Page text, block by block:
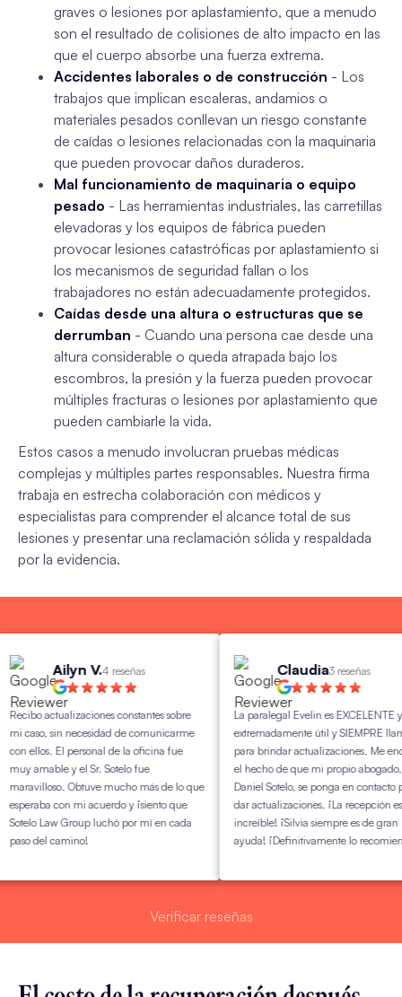
graves o lesiones por aplastamiento, que a menudo
son el resultado de colisiones de alto impacto en las
que el cuerpo absorbe una fuerza extrema.
Accidentes laborales o de construcción - Los
trabajos que implican escaleras, andamios o
materiales pesados conllevan un riesgo constante
de caídas o lesiones relacionadas con la maquinaria
que pueden provocar daños duraderos.
Mal funcionamiento de maquinaria o equipo
pesado - Las herramientas industriales, las carretillas
elevadoras y los equipos de fábrica pueden
provocar lesiones catastróficas por aplastamiento si
los mecanismos de seguridad fallan o los
trabajadores no están adecuadamente protegidos.
Caídas desde una altura o estructuras que se
derrumban - Cuando una persona cae desde una
altura considerable o queda atrapada bajo los
escombros, la presión y la fuerza pueden provocar
múltiples fracturas o lesiones por aplastamiento que
pueden cambiarle la vida.
Estos casos a menudo involucran pruebas médicas
complejas y múltiples partes responsables. Nuestra firma
trabaja en estrecha colaboración con médicos y
especialistas para comprender el alcance total de sus
lesiones y presentar una reclamación sólida y respaldada
por la evidencia.
Ailyn V.4 reseñas
actualizaciones constantes sobre
sin necesidad de comunicarme
El personal de la oficina fue
amable y el Sr. Sotelo fue
Obtuve mucho más de lo que
con mi acuerdo y ¡siento que
Law Group luchó por mí en cada
del camino!
Claudia3 reseñas
La paralegal Evelin es EXCELENTE y
extremadamente útil y SIEMPRE llama
para brindar actualizaciones. Me encanta
el hecho de que mi propio abogado,
Daniel Sotelo, se ponga en contacto para
dar actualizaciones. ¡La recepción es
increíble! ¡Silvia siempre es de gran
ayuda! ¡Definitivamente lo recomiendo!
Verificar reseñas